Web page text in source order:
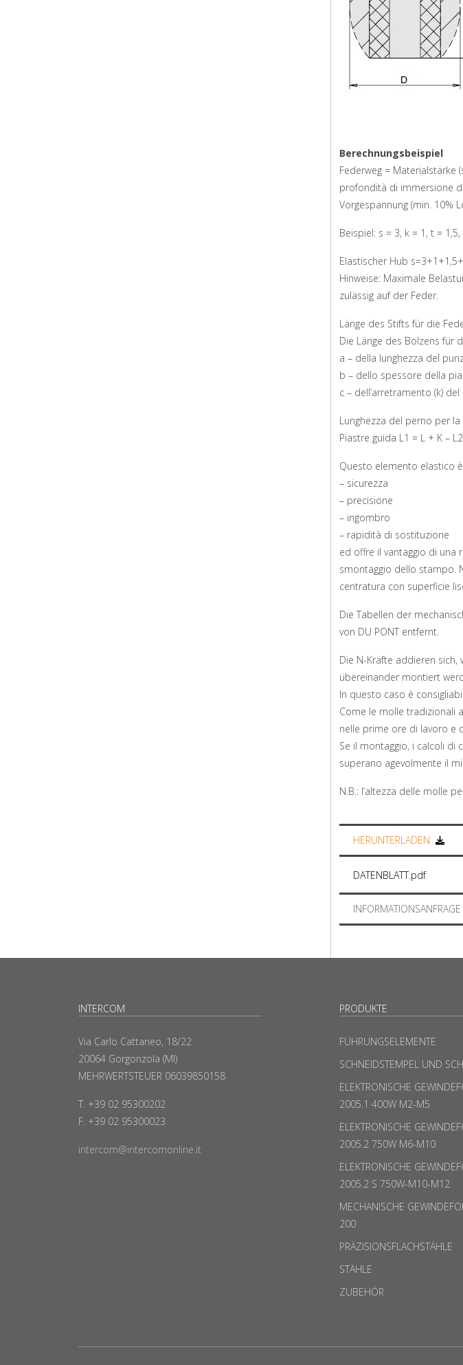
Berechnungsbeispiel
Federweg = Materialstärke
profondità di immersione
Vorgespannung (min. 10%
Beispiel: s = 3, k = 1, t =
Elastischer Hub
Hinweise: Maximale
zulässig auf der Feder.
Länge des Stifts für die
Die Länge des Bolzens für
a – della lunghezza del
b – dello spessore della
c – dell’arretramento (k)
Lunghezza del perno per
Piastre guida L1 = L + K – L2
Questo elemento elastico
– sicurezza
– precisione
– ingombro
– rapidità di sostituzione
ed offre il vantaggio di una
smontaggio dello stampo.
centratura con superficie
Die Tabellen der
von DU PONT entfernt.
Die N-Kräfte addieren
übereinander montiert
In questo caso è
Come le molle tradizionali
nelle prime ore di lavoro e
Se il montaggio, i calcoli di
superano agevolmente il
N.B.: l’altezza delle molle
HERUNTERLADEN
DATENBLATT.pdf
INFORMATIONSANFRAGE
INTERCOM
Via Carlo Cattaneo, 18/22
20064 Gorgonzola (MI)
MEHRWERTSTEUER 06039850158
T. +39 02 95300202
F. +39 02 95300023
intercom@intercomonline.it
PRODUKTE
FÜHRUNGSELEMENTE
SCHNEIDSTEMPEL UND
ELEKTRONISCHE
2005.1 400W M2-M5
ELEKTRONISCHE
2005.2 750W M6-M10
ELEKTRONISCHE
2005.2 S 750W-M10-M12
MECHANISCHE
200
PRÄZISIONSFLACHSTÄHLE
STÄHLE
ZUBEHÖR